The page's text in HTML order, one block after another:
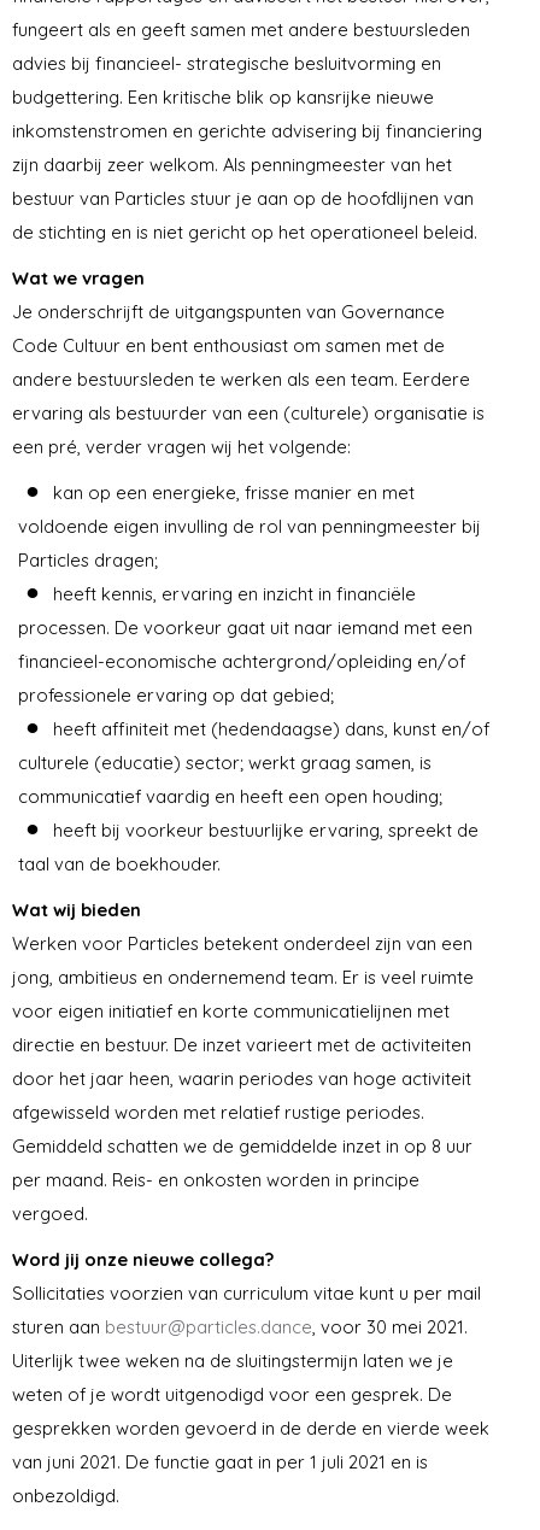
fungeert als en geeft samen met andere bestuursleden
advies bij financieel- strategische besluitvorming en
budgettering. Een kritische blik op kansrijke nieuwe
inkomstenstromen en gerichte advisering bij financiering
zijn daarbij zeer welkom. Als penningmeester van het
bestuur van Particles stuur je aan op de hoofdlijnen van
de stichting en is niet gericht op het operationeel beleid.
Wat we vragen
Je onderschrijft de uitgangspunten van Governance
Code Cultuur en bent enthousiast om samen met de
andere bestuursleden te werken als een team. Eerdere
ervaring als bestuurder van een (culturele) organisatie is
een pré, verder vragen wij het volgende:
kan op een energieke, frisse manier en met
voldoende eigen invulling de rol van penningmeester bij
Particles dragen;
heeft kennis, ervaring en inzicht in financiële
processen. De voorkeur gaat uit naar iemand met een
financieel-economische achtergrond/opleiding en/of
professionele ervaring op dat gebied;
heeft affiniteit met (hedendaagse) dans, kunst en/of
culturele (educatie) sector; werkt graag samen, is
communicatief vaardig en heeft een open houding;
heeft bij voorkeur bestuurlijke ervaring, spreekt de
taal van de boekhouder.
Wat wij bieden
Werken voor Particles betekent onderdeel zijn van een
jong, ambitieus en ondernemend team. Er is veel ruimte
voor eigen initiatief en korte communicatielijnen met
directie en bestuur. De inzet varieert met de activiteiten
door het jaar heen, waarin periodes van hoge activiteit
afgewisseld worden met relatief rustige periodes.
Gemiddeld schatten we de gemiddelde inzet in op 8 uur
per maand. Reis- en onkosten worden in principe
vergoed.
Word jij onze nieuwe collega?
Sollicitaties voorzien van curriculum vitae kunt u per mail
sturen aan bestuur@particles.dance, voor 30 mei 2021.
Uiterlijk twee weken na de sluitingstermijn laten we je
weten of je wordt uitgenodigd voor een gesprek. De
gesprekken worden gevoerd in de derde en vierde week
van juni 2021. De functie gaat in per 1 juli 2021 en is
onbezoldigd.